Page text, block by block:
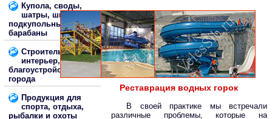
Купола, своды,
шатры, шпили,
подкупольные
барабаны
Строительство и
интерьер,
благоустройство
города
Продукция для
спорта, отдыха,
рыбалки и охоты
Реставрация водных горок
В своей практике мы встречали
различные проблемы, которые на